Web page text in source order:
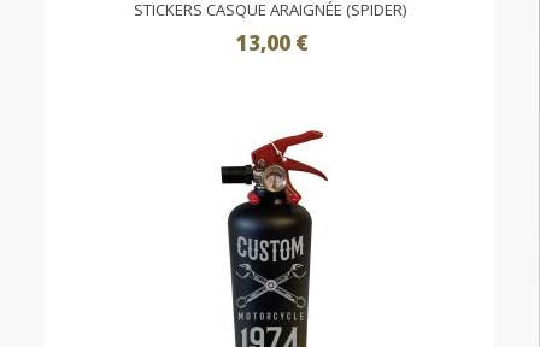
STICKERS CASQUE ARAIGNÉE (SPIDER)
13,00 €